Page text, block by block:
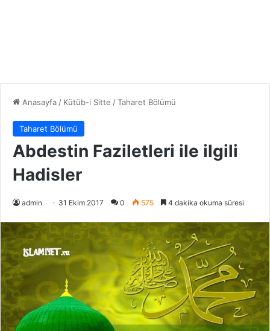
Anasayfa/ Kütüb-i Sitte /Taharet Bölümü
Taharet Bölümü
Abdestin Faziletleri ile ilgili
Hadisler
admin 31 Ekim 2017 0 575 4 dakika okuma süresi